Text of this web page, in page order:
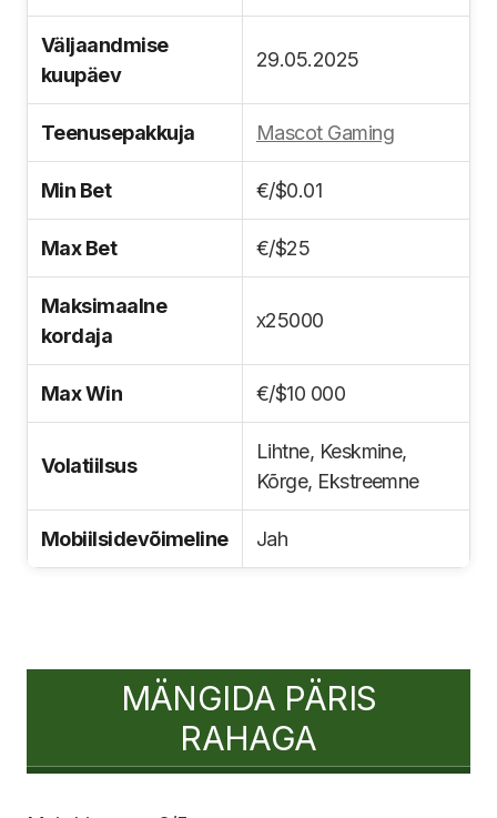
Väljaandmise
kuupäev
29.05.2025
Teenusepakkuja Mascot Gaming
Min Bet €/$0.01
Max Bet €/$25
Maksimaalne
kordaja
х25000
Max Win €/$10 000
Volatiilsus
Lihtne, Keskmine,
Kõrge, Ekstreemne
Mobiilsidevõimeline Jah
MÄNGIDA PÄRIS
RAHAGA